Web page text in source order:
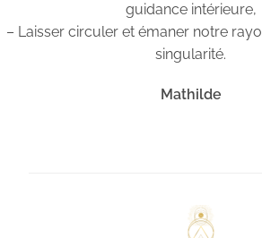
guidance intérieure,
– Laisser circuler et émaner notre
singularité.
Mathilde